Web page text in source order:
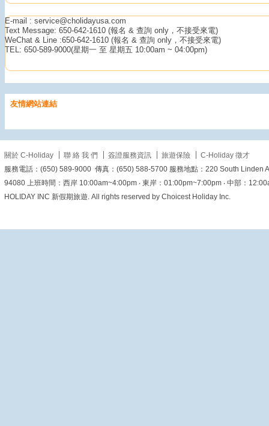
坊，空氣中瀰漫著淡淡沉
香，古樸的石雕、飛簷與
紅牆交織出幽靜典雅的氣
息。這裡數百年來守護著
平平安安。來到這裡，誠
心許個願，漫步在幽靜的
庭院與石階間，感受一份
難得的心靈寧靜與古韻魅
家人朋友一起出發
了解更多精選行程與
報名細節：
https://www.c-
閣廟 #媽祖閣 #世界文化
E-mail : service@cholidayusa.com
Text Message: 650-642-1610 (報名 & 查詢 only，不接受來電)
WeChat & Line :650-642-1610 (報名 & 查詢 only，不接受來電)
TEL: 650-589-9000(星期一 至 星期五 10:00am ~ 04:00pm)
友情網站連結
關於 C-Holiday 聯 絡 我 們 簽證服務資訊 旅遊保險
C-Holiday 徵才
服務電話：(650) 589-9000 傳真：(650) 588-5700 服務地點：220 South Linden
94080 上班時間：西岸 10:00am~4:00pm ‧ 東岸：01:00pm~7:00pm ‧ 中部：
HOLIDAY INC 新假期旅遊. All rights reserved by Choicest Holiday Inc.